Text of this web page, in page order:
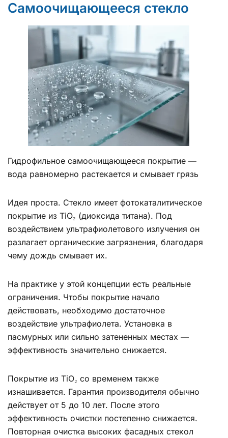
Самоочищающееся стекло
Гидрофильное самоочищающееся покрытие —
вода равномерно растекается и смывает грязь
Идея проста. Стекло имеет фотокаталитическое
покрытие из TiO₂ (диоксида титана). Под
воздействием ультрафиолетового излучения он
разлагает органические загрязнения, благодаря
чему дождь смывает их.
На практике у этой концепции есть реальные
ограничения. Чтобы покрытие начало
действовать, необходимо достаточное
воздействие ультрафиолета. Установка в
пасмурных или сильно затененных местах —
эффективность значительно снижается.
Покрытие из TiO₂ со временем также
изнашивается. Гарантия производителя обычно
действует от 5 до 10 лет. После этого
эффективность очистки постепенно снижается.
Повторная очистка высоких фасадных стекол